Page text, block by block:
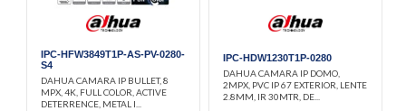
IPC-HFW3849T1P-AS-PV-0280-
S4
DAHUA CAMARA IP BULLET, 8
MPX, 4K, FULL COLOR, ACTIVE
DETERRENCE, METAL I...
IPC-HDW1230T1P-0280
DAHUA CAMARA IP DOMO,
2MPX, PVC IP 67 EXTERIOR, LENTE
2.8MM, IR 30MTR, DE...